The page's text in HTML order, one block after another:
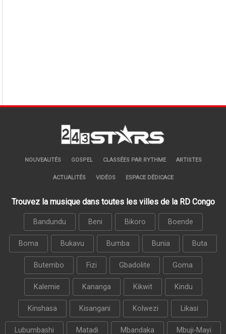
NOUVEAUTÉS GOSPEL CLASSÉES PAR RYTHME ARTISTES
ACTUALITÉS VIDÉOS ESPACE DÉDICACE
Trouvez la musique dans toutes les villes de la RD Congo
Bandundu Beni Bikoro Boende
Boma Bukavu Bumba Bunia Buta
Butembo Fizi Gbadolite Goma
Kalemie Kananga Kikwit Kindu
Kinshasa Kisangani Kolwezi Likasi
Lubumbashi Matadi Mbandaka Mbuji-Mayi